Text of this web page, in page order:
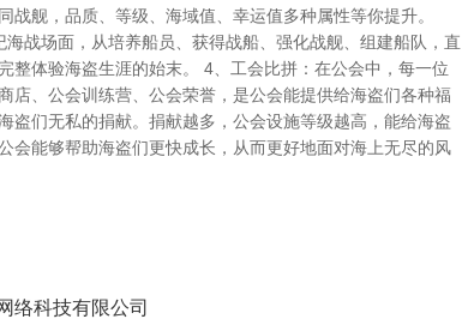
战舰，品质、等级、海域值、幸运值多种属性等你提升。
战场面，从培养船员、获得战船、强化战舰、组建船队，直
整体验海盗生涯的始末。 4、工会比拼：在公会中，每一位
店、公会训练营、公会荣誉，是公会能提供给海盗们各种福
盗们无私的捐献。捐献越多，公会设施等级越高，能给海盗
会能够帮助海盗们更快成长，从而更好地面对海上无尽的风
络科技有限公司